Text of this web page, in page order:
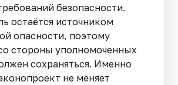
безопасности.
остаётся источником
опасности, поэтому
стороны уполномоченных
сохраняться. Именно
не меняет